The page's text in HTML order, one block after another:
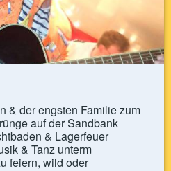
& der engsten Familie zum
auf der Sandbank
& Lagerfeuer
& Tanz unterm
feiern, wild oder